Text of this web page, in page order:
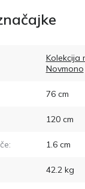
Kolekcija
Novmono
76cm
120cm
1.6cm
42.2kg